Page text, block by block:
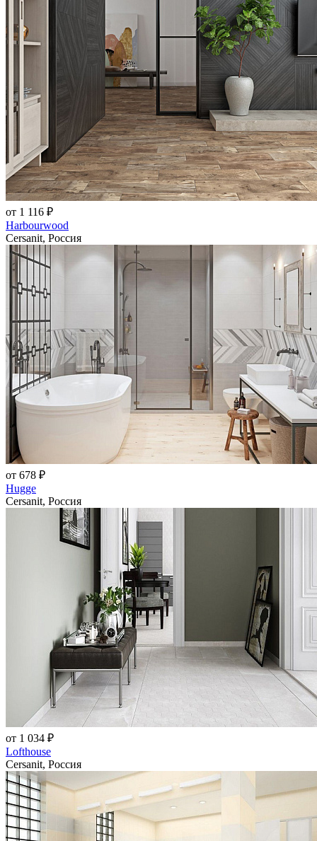
от 1 116 ₽
Harbourwood
Cersanit, Россия
от 678 ₽
Hugge
Cersanit, Россия
от 1 034 ₽
Lofthouse
Cersanit, Россия